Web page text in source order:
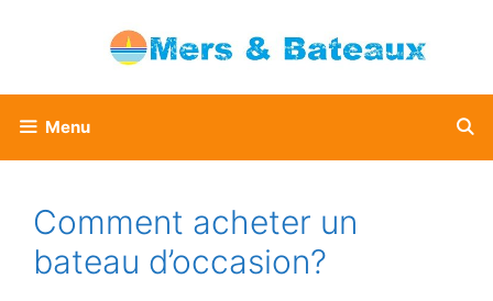
Menu
Comment acheter un
bateau d’occasion?